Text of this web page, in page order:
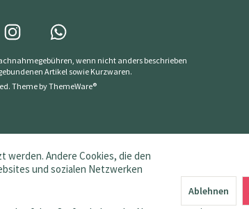
wenn nicht anders beschrieben
Artikel sowie Kurzwaren.
Theme byThemeWare®
Andere Cookies, die den
und sozialen Netzwerken
Ablehnen